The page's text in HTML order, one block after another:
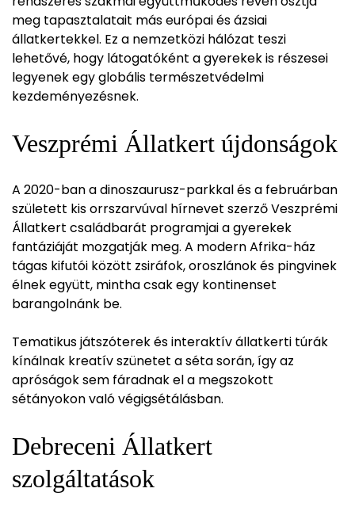
meg tapasztalatait más európai és ázsiai
állatkertekkel. Ez a nemzetközi hálózat teszi
lehetővé, hogy látogatóként a gyerekek is részesei
legyenek egy globális természetvédelmi
kezdeményezésnek.
Veszprémi Állatkert újdonságok
A 2020-ban a dinoszaurusz-parkkal és a februárban
született kis orrszarvúval hírnevet szerző Veszprémi
Állatkert családbarát programjai a gyerekek
fantáziáját mozgatják meg. A modern Afrika-ház
tágas kifutói között zsiráfok, oroszlánok és pingvinek
élnek együtt, mintha csak egy kontinenset
barangolnánk be.
Tematikus játszóterek és interaktív állatkerti túrák
kínálnak kreatív szünetet a séta során, így az
apróságok sem fáradnak el a megszokott
sétányokon való végigsétálásban.
Debreceni Állatkert
szolgáltatások